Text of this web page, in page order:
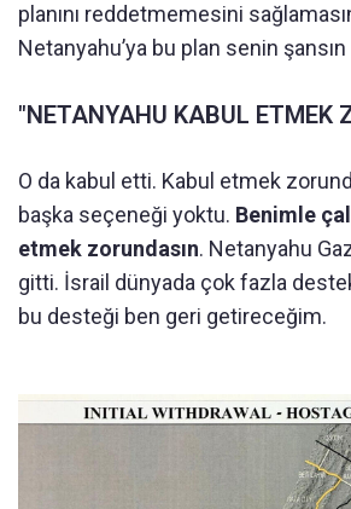
planını reddetmemesini
Netanyahu’ya bu plan senin
"NETANYAHU KABUL ETMEK
O da kabul etti. Kabul etmek
başka seçeneği yoktu. Benimle
etmek zorundasın. Netanyahu
gitti. İsrail dünyada çok fazla
bu desteği ben geri getireceğim.